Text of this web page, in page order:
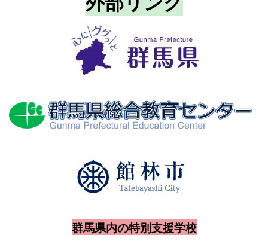
群馬県内の特別支援学校